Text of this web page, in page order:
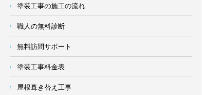
塗装工事の施工の流れ
職人の無料診断
無料訪問サポート
塗装工事料金表
屋根葺き替え工事